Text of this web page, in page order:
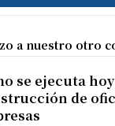
a nuestro otro
se ejecuta
de